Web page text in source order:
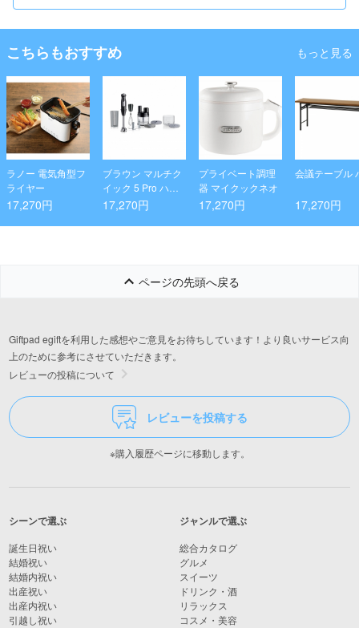
こちらもおすすめ もっと見る
ラノー 電気角型フ
ライヤー
17,270円
ブラウン マルチク
イック 5 Pro ハン
ドブレンダー(ブラ
17,270円
プライベート調理
器 マイクックネオ
17,270円
会議テーブル
17,270円
ページの先頭へ戻る
Giftpad egiftを利用した感想やご意見をお待ちしています！より良いサービス向
上のために参考にさせていただきます。
レビューの投稿について
レビューを投稿する
※購入履歴ページに移動します。
シーンで選ぶ
誕生日祝い
結婚祝い
結婚内祝い
出産祝い
出産内祝い
引越し祝い
ジャンルで選ぶ
総合カタログ
グルメ
スイーツ
ドリンク・酒
リラックス
コスメ・美容